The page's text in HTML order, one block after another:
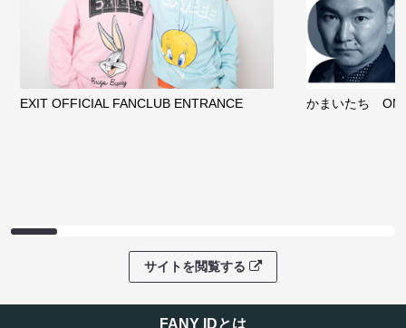
EXIT OFFICIAL FANCLUB ENTRANCE かまいたち
サイトを閲覧する
FANY IDとは